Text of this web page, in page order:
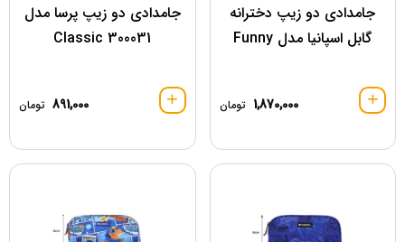
جامدادی دو زیپ دخترانه
گابل اسپانیا مدل Funny
1,870,000 تومان
جامدادی دو زیپ پرسا مدل
300031 Classic
891,000 تومان